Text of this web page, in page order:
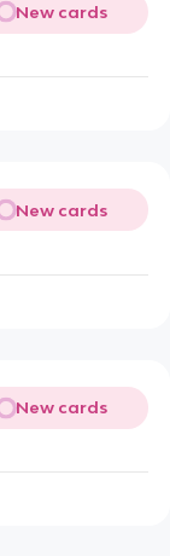
New cards
New cards
New cards